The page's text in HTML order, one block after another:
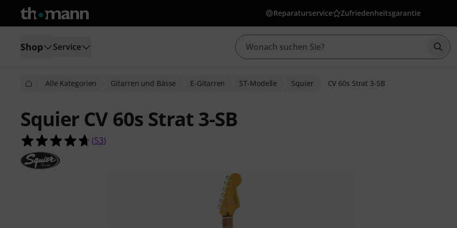
Reparaturservice Zufriedenheitsgarantie
Shop Service
Alle Kategorien Gitarren und Bässe E-Gitarren ST-Modelle Squier CV 60s Strat 3-SB
Squier CV 60s Strat 3-SB
4.7 von 5 Sternen aus 53 Kundenbewertungen
(53)